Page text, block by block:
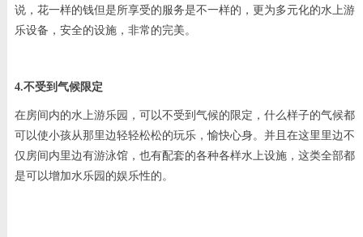
说，花一样的钱但是所享受的服务是不一样的，更为多元化的水上游
乐设备，安全的设施，非常的完美。
4.不受到气候限定
在房间内的水上游乐园，可以不受到气候的限定，什么样子的气候都
可以使小孩从那里边轻轻松松的玩乐，愉快心身。并且在这里里边不
仅房间内里边有游泳馆，也有配套的各种各样水上设施，这类全部都
是可以增加水乐园的娱乐性的。